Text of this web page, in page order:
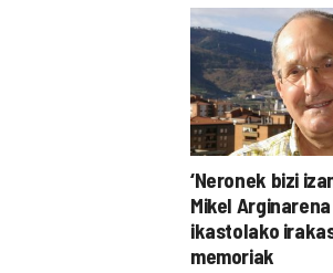
‘Neronek bizi
Mikel
ikastolako
memoriak